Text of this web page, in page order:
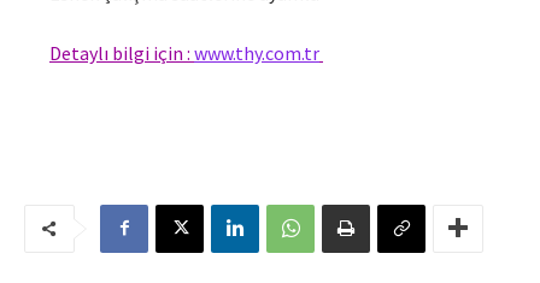
Detaylı bilgi için : www.thy.com.tr